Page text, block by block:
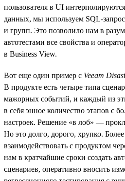
пользователя в UI
данных, мы используем SQL-
и групп. Это позволило нам в
автотестами все свойства и
в Business View.
Вот еще один пример с Veeam
В продукте есть четыре типа
мажорных событий, и каждый из
в себя энное количество этапов c
настроек. Решение «в лоб» —
Но это долго, дорого, хрупко.
взаимодействовать с продуктом
нам в кратчайшие сроки создать
сценариев, оперативно вносить